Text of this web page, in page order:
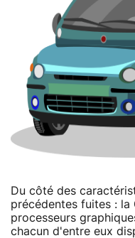
Du côté des
précédentes fuites : la
processeurs
chacun d'entre eux